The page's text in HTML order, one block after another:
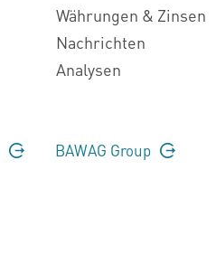
Währungen & Zinsen
Nachrichten
Analysen
BAWAG Group